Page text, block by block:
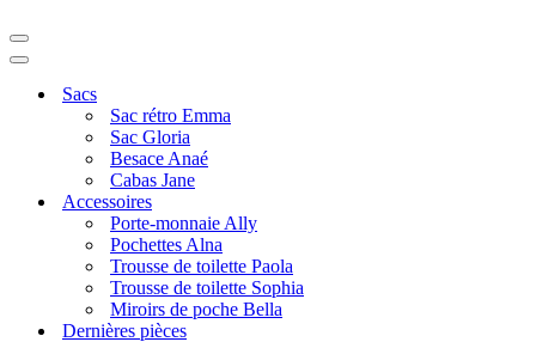
Menu
de
Menu
navigation
Sacs
Sac rétro Emma
Sac Gloria
Besace Anaé
Cabas Jane
Accessoires
Porte-monnaie Ally
Pochettes Alna
Trousse de toilette Paola
Trousse de toilette Sophia
Miroirs de poche Bella
Dernières pièces